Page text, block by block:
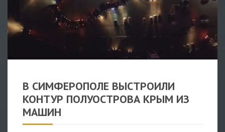
В СИМФЕРОПОЛЕ ВЫСТРОИЛИ
КОНТУР ПОЛУОСТРОВА КРЫМ ИЗ
МАШИН